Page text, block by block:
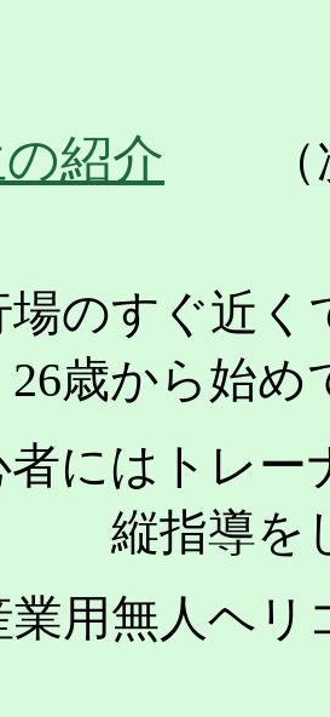
紹介 （
場のすぐ近
26歳から始
はトレー
縦指導を
業用無人ヘリ